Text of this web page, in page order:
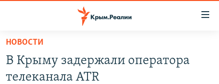
Вернуться
основному
содержанию
СПЕЦПРОЕКТЫ
НОВОСТИ
В Крыму задержали оператора
телеканала ATR